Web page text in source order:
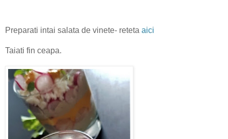
Preparati intai salata de vinete- reteta aici
Taiati fin ceapa.